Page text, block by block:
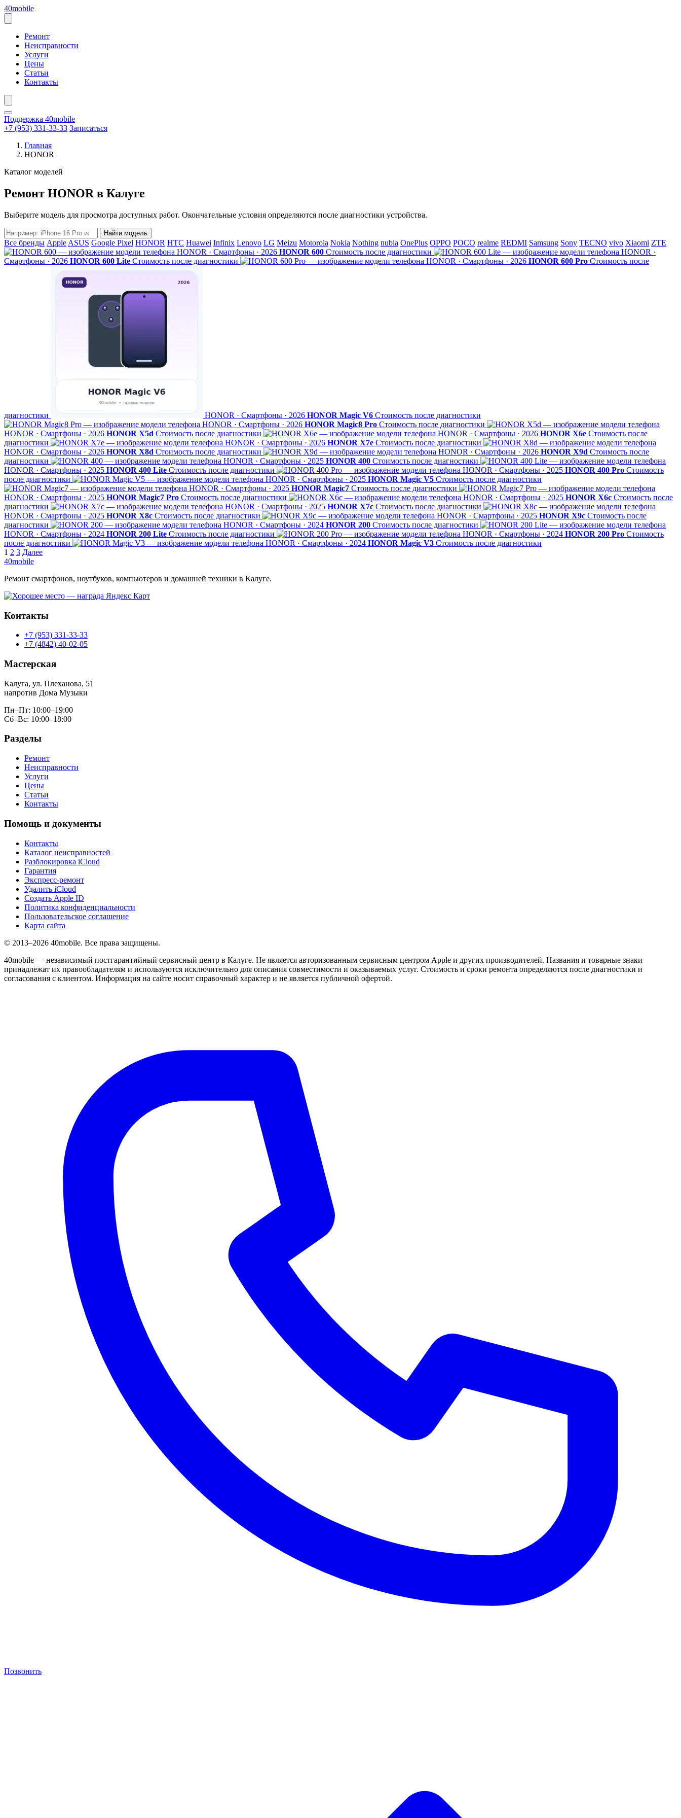
Перейти
к
содержанию
40mobile
Открыть
Ремонт
Неисправности
Услуги
Цены
Статьи
Контакты
Поддержка 40mobile
+7 (953) 331-33-33 Записаться
Главная
HONOR
Каталог моделей
Ремонт HONOR в Калуге
Выберите модель для просмотра доступных работ. Окончательные условия определяются после диагностики устройства.
Название
модели
Найти модель
Все бренды Apple ASUS Google Pixel HONOR HTC Huawei Infinix Lenovo LG Meizu Motorola Nokia Nothing nubia OnePlus OPPO POCO realme REDMI Samsung Sony TECNO vivo Xiaomi ZTE
HONOR · Смартфоны · 2026 HONOR 600 Стоимость после диагностики
HONOR ·
Смартфоны · 2026 HONOR 600 Lite Стоимость после диагностики HONOR · Смартфоны · 2026 HONOR 600 Pro Стоимость после
диагностики HONOR · Смартфоны · 2026 HONOR Magic V6 Стоимость после диагностики
HONOR · Смартфоны · 2026 HONOR Magic8 Pro Стоимость после диагностики
HONOR · Смартфоны · 2026 HONOR X5d Стоимость после диагностики HONOR · Смартфоны · 2026 HONOR X6e Стоимость после
диагностики
HONOR · Смартфоны · 2026 HONOR X7e Стоимость после диагностики
HONOR · Смартфоны · 2026 HONOR X8d Стоимость после диагностики HONOR · Смартфоны · 2026 HONOR X9d Стоимость после
диагностики
HONOR · Смартфоны · 2025 HONOR 400 Стоимость после диагностики
HONOR · Смартфоны · 2025 HONOR 400 Lite Стоимость после диагностики HONOR · Смартфоны · 2025 HONOR 400 Pro Стоимость
после диагностики
HONOR · Смартфоны · 2025 HONOR Magic V5 Стоимость после диагностики
HONOR · Смартфоны · 2025 HONOR Magic7 Стоимость после диагностики
HONOR · Смартфоны · 2025 HONOR Magic7 Pro Стоимость после диагностики HONOR · Смартфоны · 2025 HONOR X6c Стоимость после
диагностики
HONOR · Смартфоны · 2025 HONOR X7c Стоимость после диагностики
HONOR · Смартфоны · 2025 HONOR X8c Стоимость после диагностики HONOR · Смартфоны · 2025 HONOR X9c Стоимость после
диагностики
HONOR · Смартфоны · 2024 HONOR 200 Стоимость после диагностики
HONOR · Смартфоны · 2024 HONOR 200 Lite Стоимость после диагностики HONOR · Смартфоны · 2024 HONOR 200 Pro Стоимость
после диагностики
HONOR · Смартфоны · 2024 HONOR Magic V3 Стоимость после диагностики
Пагинация
записей
1 2 3 Далее
40mobile
Ремонт смартфонов, ноутбуков, компьютеров и домашней техники в Калуге.
Контакты
+7 (953) 331-33-33
+7 (4842) 40-02-05
Мастерская
Калуга, ул. Плеханова, 51
напротив Дома Музыки
Пн–Пт: 10:00–19:00
Сб–Вс: 10:00–18:00
Разделы
Ремонт
Неисправности
Услуги
Цены
Статьи
Контакты
Помощь и документы
Контакты
Каталог неисправностей
Разблокировка iCloud
Гарантия
Экспресс-ремонт
Удалить iCloud
Создать Apple ID
Политика конфиденциальности
Пользовательское соглашение
Карта сайта
© 2013–2026 40mobile. Все права защищены.
40mobile — независимый постгарантийный сервисный центр в Калуге. Не является авторизованным сервисным центром Apple и других производителей. Названия и товарные знаки
принадлежат их правообладателям и используются исключительно для описания совместимости и оказываемых услуг. Стоимость и сроки ремонта определяются после диагностики и
согласования с клиентом. Информация на сайте носит справочный характер и не является публичной офертой.
Позвонить